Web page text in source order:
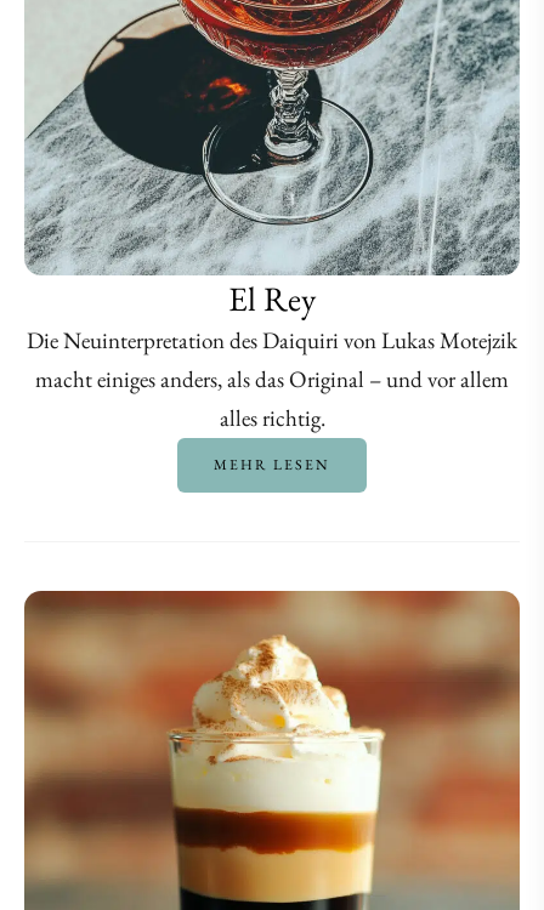
El Rey
Die Neuinterpretation des Daiquiri von Lukas Motejzik
macht einiges anders, als das Original – und vor allem
alles richtig.
MEHR LESEN